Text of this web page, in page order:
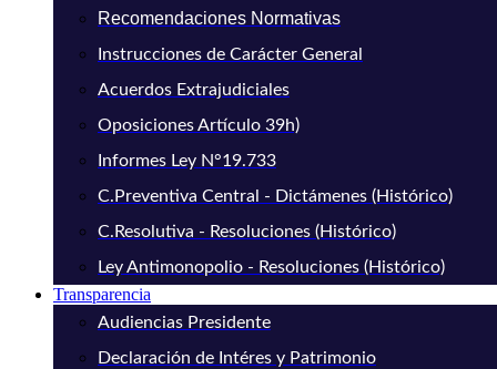
Recomendaciones Normativas
Instrucciones de Carácter General
Acuerdos Extrajudiciales
Oposiciones Artículo 39h)
Informes Ley N°19.733
C.Preventiva Central - Dictámenes (Histórico)
C.Resolutiva - Resoluciones (Histórico)
Ley Antimonopolio - Resoluciones (Histórico)
Transparencia
Audiencias Presidente
Declaración de Intéres y Patrimonio